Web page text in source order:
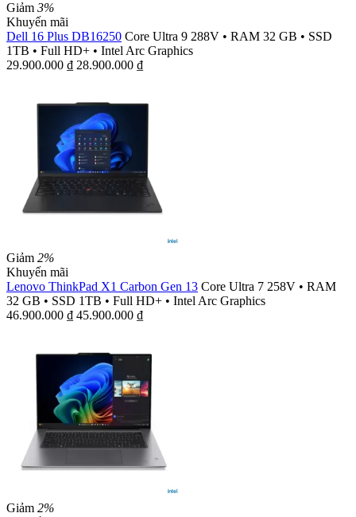
Giảm 3%
Khuyến mãi
Dell 16 Plus DB16250 Core Ultra 9 288V • RAM 32 GB • SSD
1TB • Full HD+ • Intel Arc Graphics
29.900.000 ₫ 28.900.000 ₫
Giảm 2%
Khuyến mãi
Lenovo ThinkPad X1 Carbon Gen 13 Core Ultra 7 258V • RAM
32 GB • SSD 1TB • Full HD+ • Intel Arc Graphics
46.900.000 ₫ 45.900.000 ₫
Giảm 2%